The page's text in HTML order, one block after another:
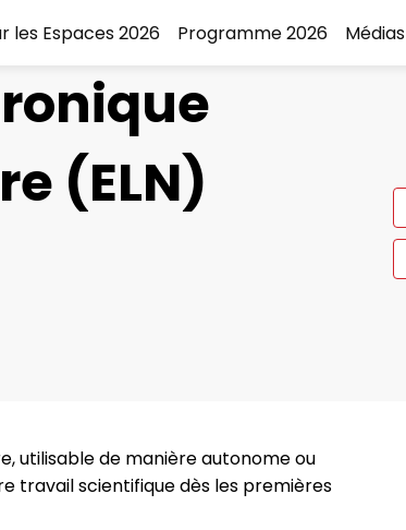
les Espaces 2026 Programme 2026 Médias
(ELN)
utilisable de manière autonome ou
travail scientifique dès les premières